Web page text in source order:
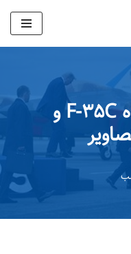
ترامپ در کنار جنگنده F-۳۵C و